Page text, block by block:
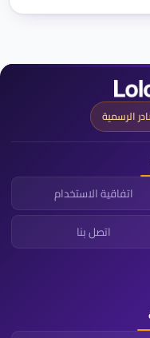
الرسمية
اتفاقية الاستخدام
اتصل بنا